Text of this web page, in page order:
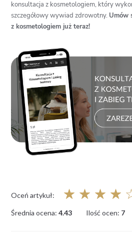
konsultacja z kosmetologiem, który
szczegółowy wywiad zdrowotny. Umów
z kosmetologiem już teraz!
Oceń artykuł: ☆ ☆ ☆ ☆
Średnia ocena: 4.43 Ilość ocen: 7